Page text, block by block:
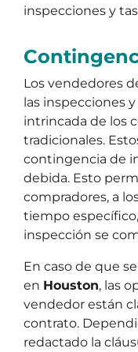
inspecciones y
Los vendedores
las inspecciones
intrincada de los
tradicionales.
contingencia de
debida. Esto
compradores, a
tiempo
inspección se
En caso de que
en Houston, las
vendedor están
contrato.
redactado la